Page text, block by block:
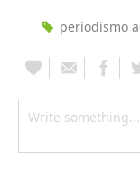
periodismo